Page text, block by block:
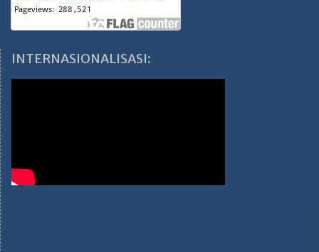
INTERNASIONALISASI: